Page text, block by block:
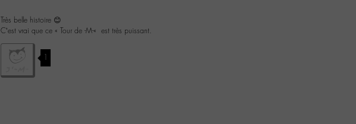
Très belle histoire 😊
C’est vrai que ce « Tour de -M-« est très puissant.
1